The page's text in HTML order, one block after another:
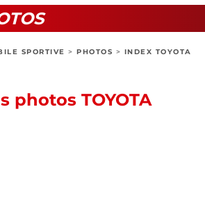
SPORTIVE > PHOTOS > INDEX TOYOTA
photos TOYOTA